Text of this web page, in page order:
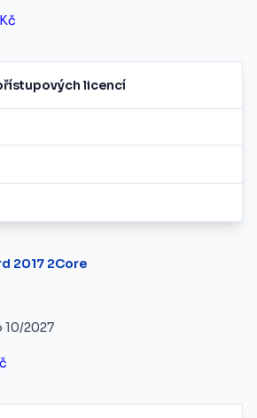
licencí
2017 2Core
2027